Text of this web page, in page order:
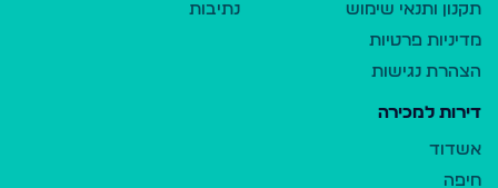
תקנון ותנאי שימוש
מדיניות פרטיות
הצהרת נגישות
נתיבות
דירות למכירה
אשדוד
חיפה